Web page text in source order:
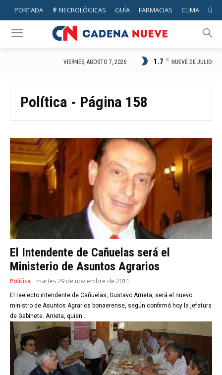
PORTADA ✟ NECROLÓGICAS GUÍA FARMACIAS CLIMA
VIERNES, AGOSTO 7, 2026 1.7 C NUEVE DE JULIO
Política - Página 158
El Intendente de Cañuelas será el
Ministerio de Asuntos Agrarios
Política martes 29 de noviembre de 2011
El reelecto intendente de Cañuelas, Gustavo Arrieta, será el nuevo
ministro de Asuntos Agrarios bonaerense, según confirmó hoy la jefatura
de Gabinete. Arrieta, quien...